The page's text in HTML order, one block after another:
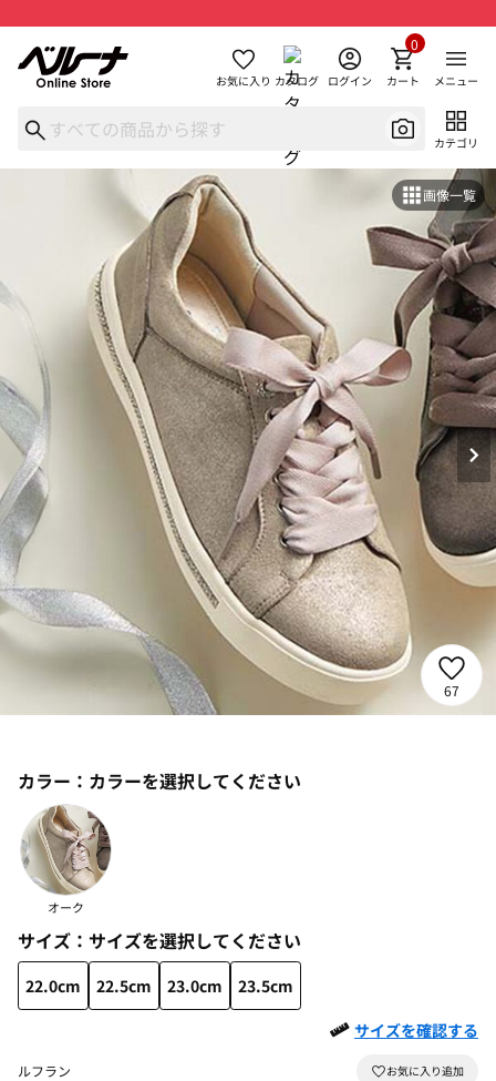
お気に入り カタログ ログイン カート
0
メニュー
カテゴリ
画像一覧
67
カラー： カラーを選択してください
オーク
サイズ： サイズを選択してください
22.0cm 22.5cm 23.0cm
23.5cm
サイズを確認する
ルフラン